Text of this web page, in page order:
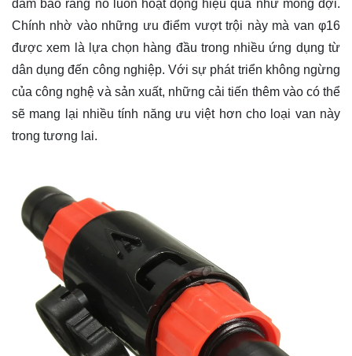
đảm bảo rằng nó luôn hoạt động hiệu quả như mong đợi.
Chính nhờ vào những ưu điểm vượt trội này mà van φ16
được xem là lựa chọn hàng đầu trong nhiều ứng dụng từ
dân dụng đến công nghiệp. Với sự phát triển không ngừng
của công nghệ và sản xuất, những cải tiến thêm vào có thể
sẽ mang lại nhiều tính năng ưu việt hơn cho loại van này
trong tương lai.